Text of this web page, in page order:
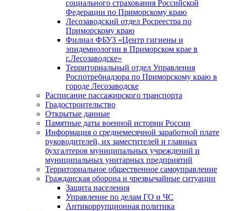
социального страхования Российской
Федерации по Приморскому краю
Лесозаводский отдел Росреестра по
Приморскому краю
Филиал ФБУЗ «Центр гигиены и
эпидемиологии в Приморском крае в
г.Лесозаводске»
Территориальный отдел Управления
Роспотребнадзора по Приморскому краю в
городе Лесозаводске
Расписание пассажирского транспорта
Градостроительство
Открытые данные
Памятные даты военной истории России
Информация о среднемесячной заработной плате
руководителей, их заместителей и главных
бухгалтеров муниципальных учреждений и
муниципальных унитарных предприятий
Территориальное общественное самоуправление
Гражданская оборона и чрезвычайные ситуации
Защита населения
Управление по делам ГО и ЧС
Антикоррупционная политика